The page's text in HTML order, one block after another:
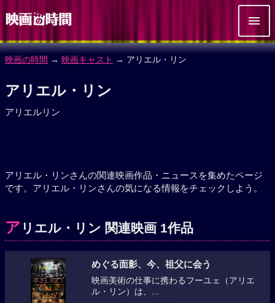
映画の時間 → 映画キャスト → アリエル・リン
アリエル・リン
アリエルリン
アリエル・リンさんの関連映画作品・ニュースを集めたページ
です。アリエル・リンさんの気になる情報をチェックしよう。
ア リエル・リン 関連映画 1作品
めぐる面影、今、祖父に会う
映画美術の仕事に携わるフーユェ（アリエ
ル・リン）は、...